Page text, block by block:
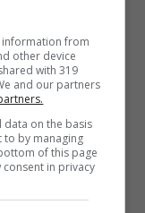
stato
Pakistan
Diversa è
al richiamo
from
other device
with 319
and our partners
data on the basis
to by managing
of this page
in privacy